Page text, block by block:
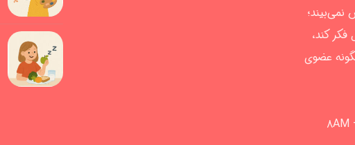
نمی‌بیند؛
کند،
عضوی